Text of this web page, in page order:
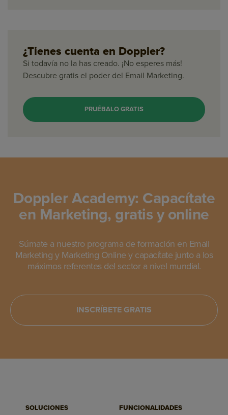
¿Tienes cuenta en Doppler?
Si todavía no la has creado. ¡No esperes más!
Descubre gratis el poder del Email Marketing.
PRUÉBALO GRATIS
Doppler Academy: Capacítate
en Marketing, gratis y online
Súmate a nuestro programa de formación en Email
Marketing y Marketing Online y capacítate junto a los
máximos referentes del sector a nivel mundial.
INSCRÍBETE GRATIS
SOLUCIONES FUNCIONALIDADES